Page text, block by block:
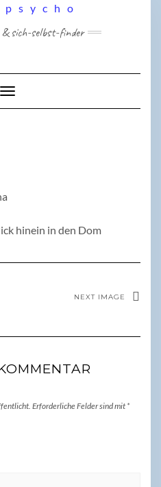
sich-selbst-finder
Toggle Navigation
hinein in den Dom
NEXT IMAGE
Erforderliche Felder sind mit *